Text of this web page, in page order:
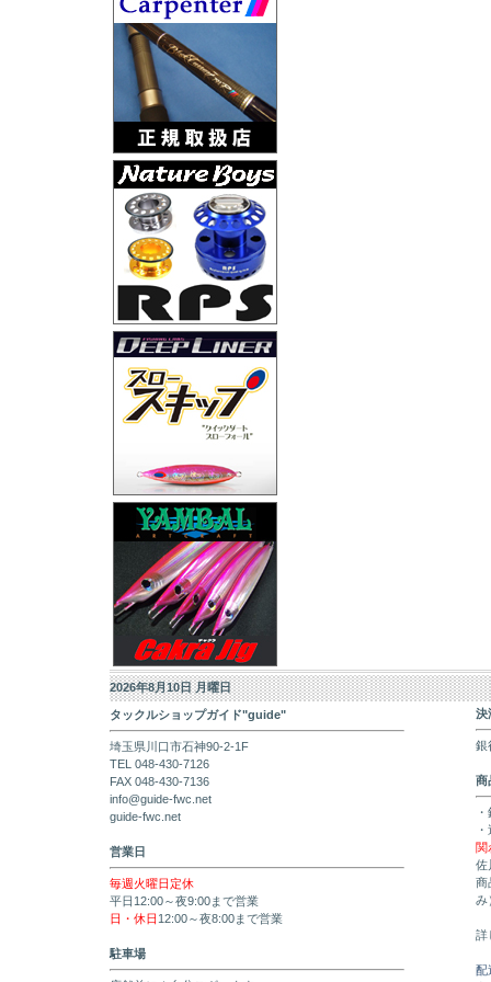
2026年8月10日 月曜日
タックルショップガイド"guide"
埼玉県川口市石神90-2-1F
TEL 048-430-7126
FAX 048-430-7136
info@guide-fwc.net
guide-fwc.net
営業日
毎週火曜日定休
平日12:00～夜9:00まで営業
日・休日 12:00～夜8:00まで営業
駐車場
決
銀
商
関
佐
商
み
詳
配